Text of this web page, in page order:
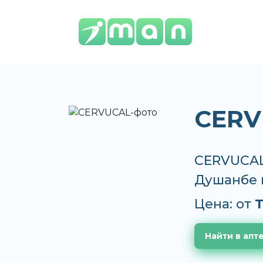
Душанбе
Цена: от
Найти в